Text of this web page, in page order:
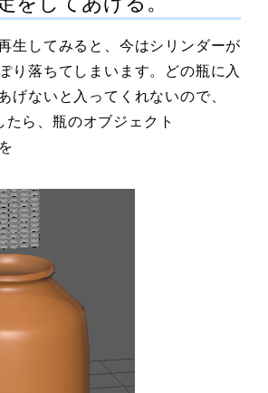
生してみると、今はシリンダーが
り落ちてしまいます。どの瓶に入
げないと入ってくれないので、
ら、瓶のオブジェクト